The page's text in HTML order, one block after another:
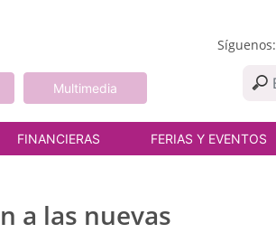
Multimedia
Síguenos:
FINANCIERAS FERIAS Y EVENTOS
a las nuevas